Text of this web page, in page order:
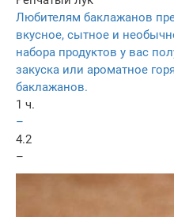
Любителям баклажанов
вкусное, сытное и
набора продуктов у вас
закуска или ароматное
баклажанов.
1 ч.
–
4.2
–